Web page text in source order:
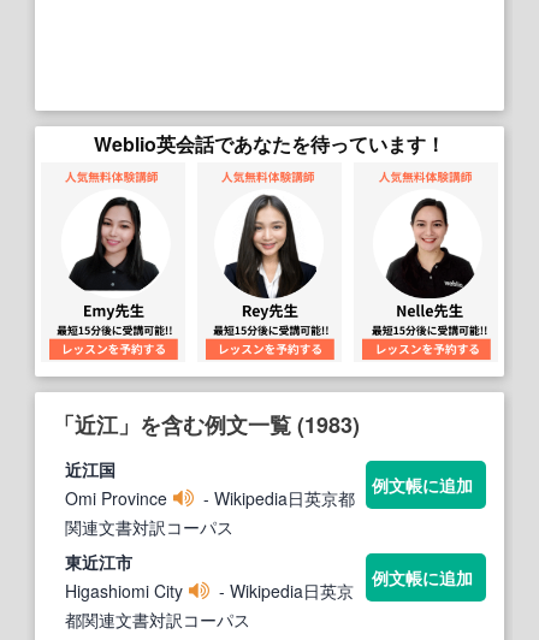
Weblio英会話であなたを待っています！
「近江」を含む例文一覧 (1983)
近江国
Omi Province
- Wikipedia日英京都
関連文書対訳コーパス
例文帳に追加
東近江市
Higashiomi City
- Wikipedia日英京
都関連文書対訳コーパス
例文帳に追加